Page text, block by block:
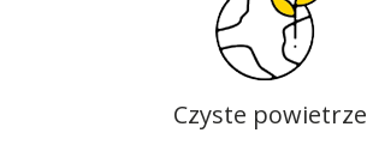
Czyste powietrze